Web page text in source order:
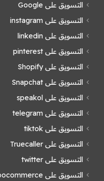
التسويق على Google
التسويق على instagram
التسويق على linkedin
التسويق على pinterest
التسويق على Shopify
التسويق على Snapchat
التسويق على speakol
التسويق على telegram
التسويق على tiktok
التسويق على Truecaller
التسويق على twitter
التسويق على woocommerce